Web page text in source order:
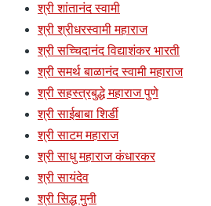
श्री शांतानंद स्वामी
श्री श्रीधरस्वामी महाराज
श्री सच्चिदानंद विद्याशंकर भारती
श्री समर्थ बाळानंद स्वामी महाराज
श्री सहस्त्रबुद्धे महाराज पुणे
श्री साईबाबा शिर्डी
श्री साटम महाराज
श्री साधु महाराज कंधारकर
श्री सायंदेव
श्री सिद्ध मुनी